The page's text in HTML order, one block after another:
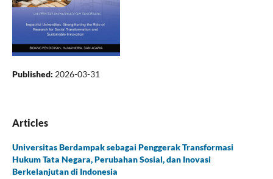
Published: 2026-03-31
Articles
Universitas Berdampak sebagai Penggerak Transformasi
Hukum Tata Negara, Perubahan Sosial, dan Inovasi
Berkelanjutan di Indonesia